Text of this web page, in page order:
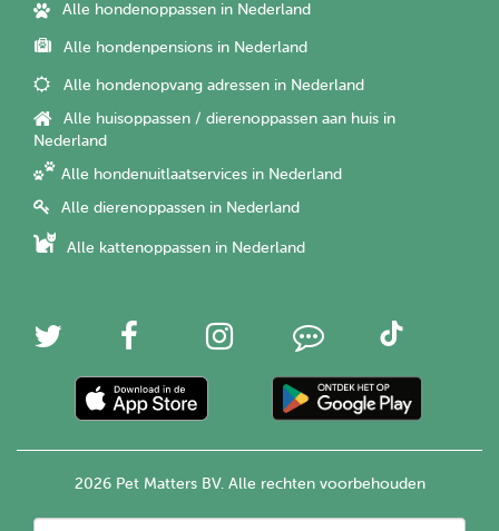
Alle hondenoppassen in Nederland
Alle hondenpensions in Nederland
Alle hondenopvang adressen in Nederland
Alle huisoppassen / dierenoppassen aan huis in
Nederland
Alle hondenuitlaatservices in Nederland
Alle dierenoppassen in Nederland
Alle kattenoppassen in Nederland
2026 Pet Matters BV. Alle rechten voorbehouden